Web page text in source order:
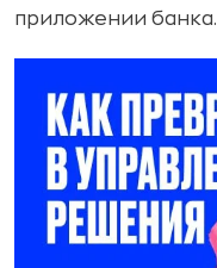
приложении банка.